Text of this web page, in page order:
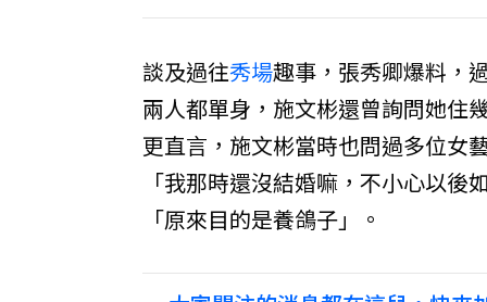
談及過往秀場趣事，張秀卿爆料，
兩人都單身，施文彬還曾詢問她住
更直言，施文彬當時也問過多位女
「我那時還沒結婚嘛，不小心以
「原來目的是養鴿子」。